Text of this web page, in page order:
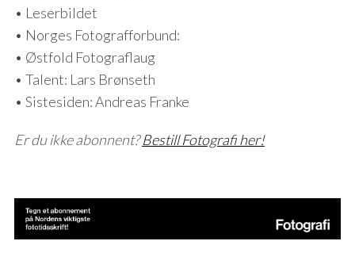
• Leserbildet
• Norges Fotografforbund:
• Østfold Fotograflaug
• Talent: Lars Brønseth
• Sistesiden: Andreas Franke
Er du ikke abonnent?Bestill Fotografi her!